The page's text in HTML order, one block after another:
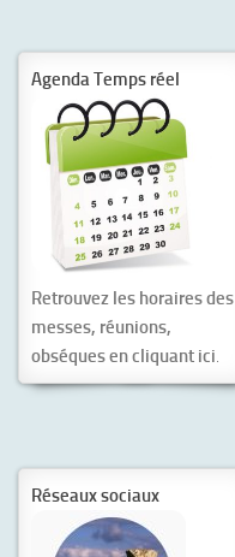
Agenda Temps réel
Retrouvez les horaires des
messes, réunions,
obséques en cliquant ici.
Réseaux sociaux